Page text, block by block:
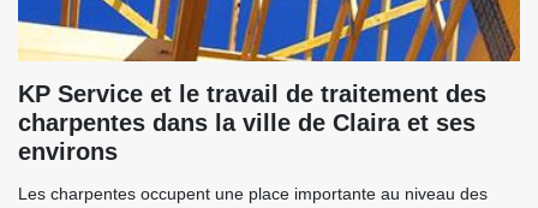
KP Service et le travail de traitement des
charpentes dans la ville de Claira et ses
environs
Les charpentes occupent une place importante au niveau des